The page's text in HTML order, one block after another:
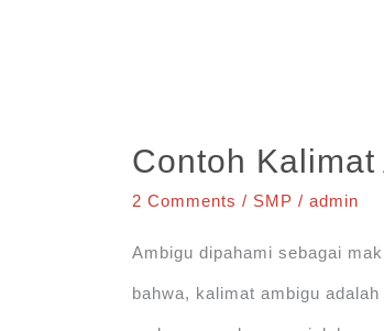
Contoh Kalimat
2 Comments / SMP /admin
Ambigu dipahami sebagai
bahwa, kalimat ambigu